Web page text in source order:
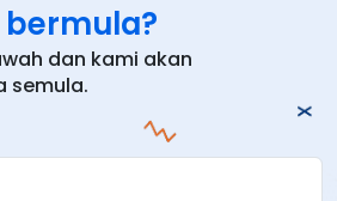
bermula?
dan kami akan
semula.